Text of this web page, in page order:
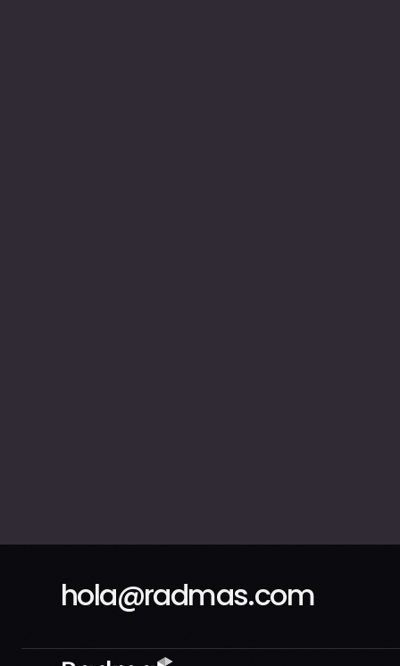
hola@radmas.com